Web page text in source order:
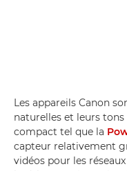
Les appareils Canon
naturelles et leurs
compact tel que la
capteur relativement
vidéos pour les